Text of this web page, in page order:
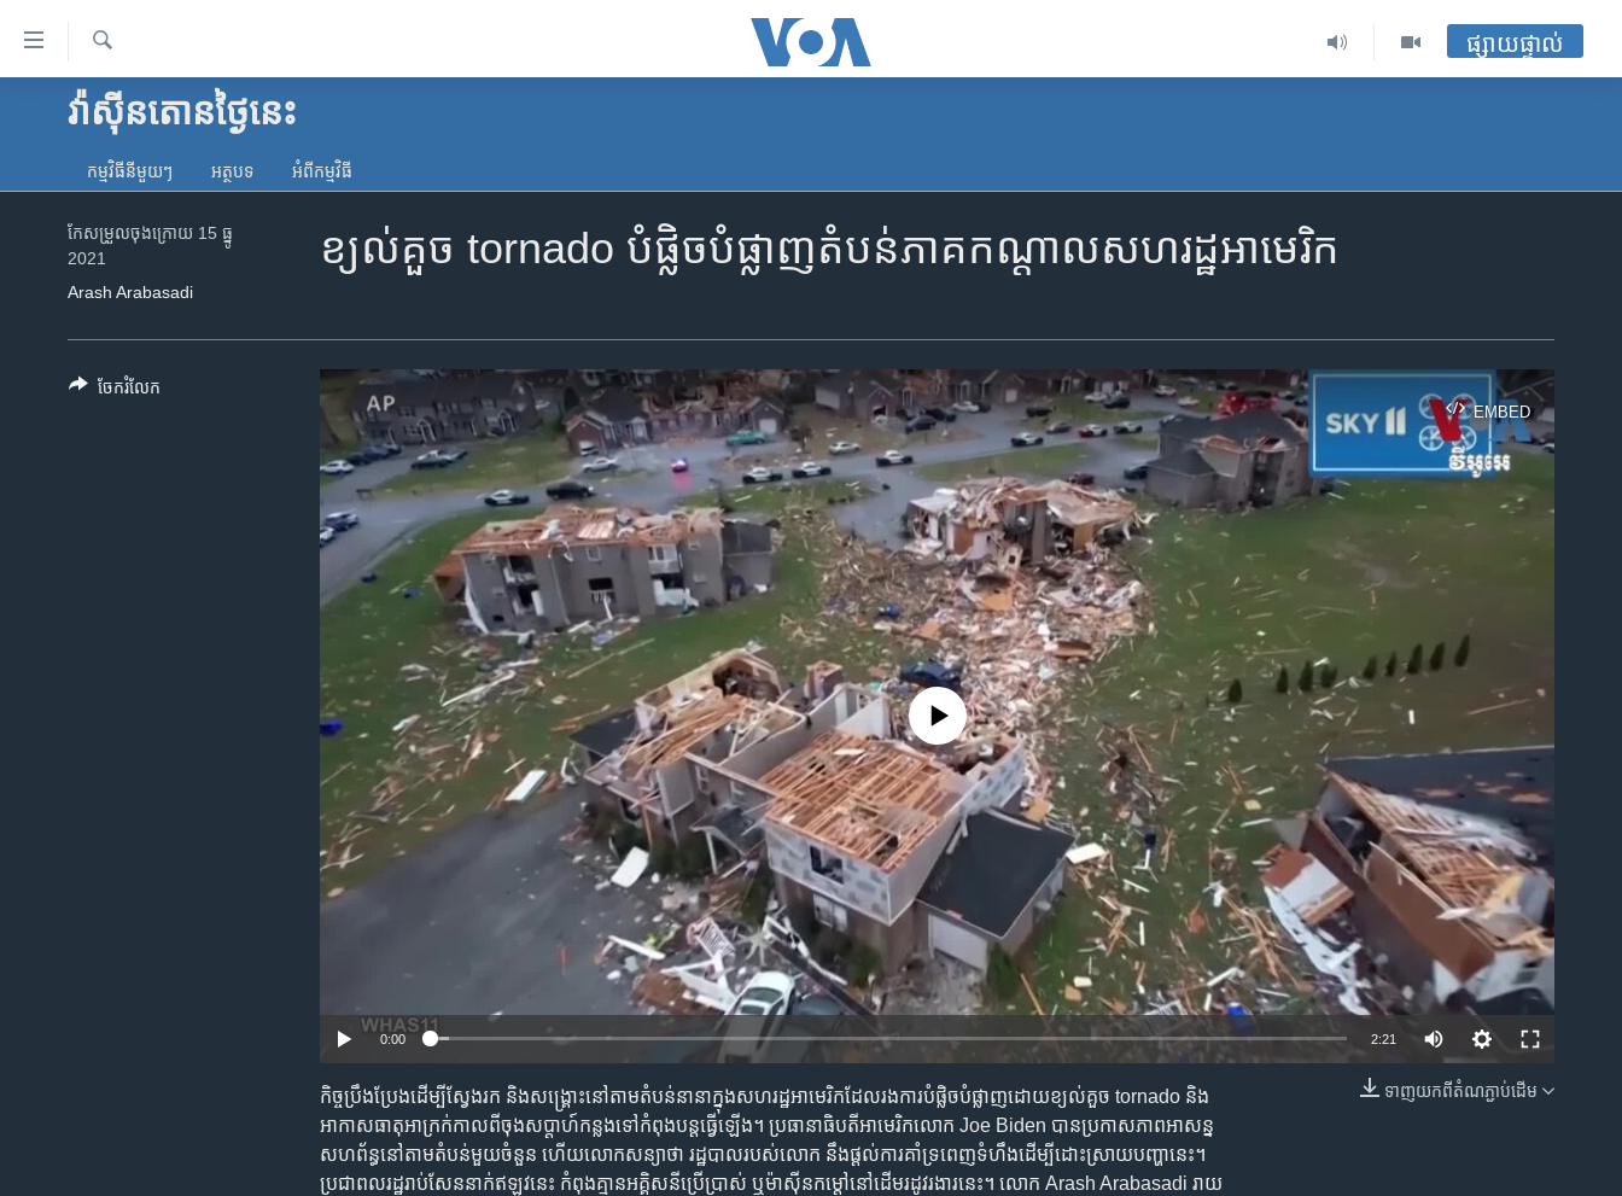
ទៅ​
គេហទំព័រ​
ទាក់ទង
និង​អាមេរិក
ហេឡូវីអូអេ
ស្វែង​
រក
ផ្សាយផ្ទាល់
វ៉ាស៊ីនតោន​ថ្ងៃ​នេះ
កម្មវិធី​នីមួយៗ អត្ថបទ​ អំពី​កម្មវិធី​
ខ្យល់​គួច tornado បំផ្លិចបំផ្លាញ​តំបន់​ភាគ​កណ្តាល​សហរដ្ឋ​អាមេរិក
កែសម្រួល​ចុង​ក្រោយ 15 ធ្នូ
2021
Arash Arabasadi
EMBED
EMBED
No media source currently available
0:00 2:21
ទាញ​យក​ពី​តំណភ្ជាប់​ដើម
កិច្ចប្រឹងប្រែង​ដើម្បី​ស្វែងរក និង​សង្គ្រោះ​នៅ​តាម​តំបន់​នានា​ក្នុង​សហរដ្ឋ​អាមេរិក​ដែល​រង​ការបំផ្លិចបំផ្លាញ​ដោយ​ខ្យល់​គួច tornado និង​
អាកាសធាតុ​អាក្រក់​កាលពី​ចុង​សប្តាហ៍​កន្លងទៅ​កំពុង​បន្ត​ធ្វើឡើង។ ប្រធានាធិបតី​អាមេរិក​លោក Joe Biden បាន​ប្រកាស​ភាពអាសន្ន​
សហព័ន្ធ​នៅ​តាម​តំបន់​មួយ​ចំនួន ហើយ​លោក​សន្យា​ថា រដ្ឋបាល​របស់​លោក នឹង​ផ្តល់​ការគាំទ្រ​ពេញ​ទំហឹង​ដើម្បី​ដោះស្រាយ​បញ្ហា​នេះ។
ប្រជាពលរដ្ឋ​រាប់សែន​នាក់​ឥឡូវ​នេះ កំពុង​គ្មាន​អគ្គិសនី​ប្រើប្រាស់ ឬ​ម៉ាស៊ីន​កម្តៅ​នៅ​ដើម​រដូវ​រងារ​នេះ។ លោក Arash Arabasadi រាយ
ចែករំលែក